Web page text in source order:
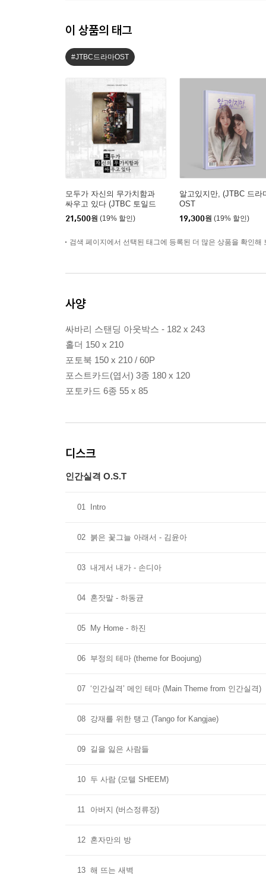
이 상품의 태그
#JTBC드라마OST
모두가 자신의 무가치함과
싸우고 있다 (JTBC 토일드
라마) OST
21,500원 (19% 할인)
알고있지만, (JTBC 드라
OST
19,300원 (19% 할인)
검색 페이지에서 선택된 태그에 등록된 더 많은 상품을 확인해
사양
싸바리 스탠딩 아웃박스 - 182 x 243
홀더 150 x 210
포토북 150 x 210 / 60P
포스트카드(엽서) 3종 180 x 120
포토카드 6종 55 x 85
디스크
인간실격 O.S.T
01 Intro
02 붉은 꽃그늘 아래서 - 김윤아
03 내게서 내가 - 손디아
04 혼잣말 - 하동균
05 My Home - 하진
06 부정의 테마 (theme for Boojung)
07 ‘인간실격’ 메인 테마 (Main Theme from 인간실격)
08 강재를 위한 탱고 (Tango for Kangjae)
09 길을 잃은 사람들
10 두 사람 (모텔 SHEEM)
11 아버지 (버스정류장)
12 혼자만의 방
13 해 뜨는 새벽